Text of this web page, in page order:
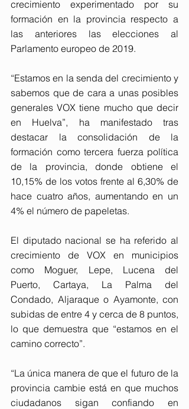
crecimiento experimentado por su
formación en la provincia respecto a
las anteriores las elecciones al
Parlamento europeo de 2019.
“Estamos en la senda del crecimiento y
sabemos que de cara a unas posibles
generales VOX tiene mucho que decir
en Huelva”, ha manifestado tras
destacar la consolidación de la
formación como tercera fuerza política
de la provincia, donde obtiene el
10,15% de los votos frente al 6,30% de
hace cuatro años, aumentando en un
4% el número de papeletas.
El diputado nacional se ha referido al
crecimiento de VOX en municipios
como Moguer, Lepe, Lucena del
Puerto, Cartaya, La Palma del
Condado, Aljaraque o Ayamonte, con
subidas de entre 4 y cerca de 8 puntos,
lo que demuestra que “estamos en el
camino correcto”.
“La única manera de que el futuro de la
provincia cambie está en que muchos
ciudadanos sigan confiando en